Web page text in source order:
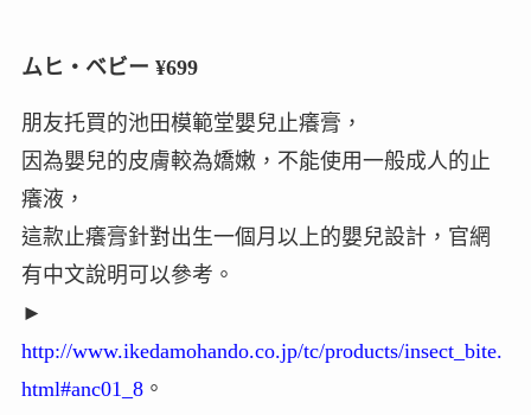
ムヒ・ベビー ¥699
朋友托買的池田模範堂嬰兒止癢膏，
因為嬰兒的皮膚較為嬌嫩，不能使用一般成人的止
癢液，
這款止癢膏針對出生一個月以上的嬰兒設計，官網
有中文說明可以參考。
►
http://www.ikedamohando.co.jp/tc/products/insect_bite.
html#anc01_8。